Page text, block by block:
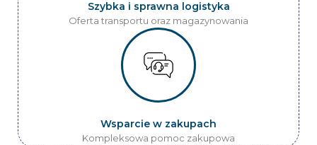
Szybka i sprawna logistyka
Oferta transportu oraz magazynowania
Wsparcie w zakupach
Kompleksowa pomoc zakupowa